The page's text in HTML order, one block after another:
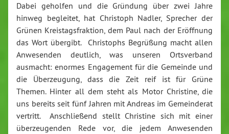
Dabei geholfen und die Gründung über zwei Jahre
hinweg begleitet, hat Christoph Nadler, Sprecher der
Grünen Kreistagsfraktion, dem Paul nach der Eröffnung
das Wort übergibt. Christophs Begrüßung macht allen
Anwesenden deutlich, was unseren Ortsverband
ausmacht: enormes Engagement für die Gemeinde und
die Überzeugung, dass die Zeit reif ist für Grüne
Themen. Hinter all dem steht als Motor Christine, die
uns bereits seit fünf Jahren mit Andreas im Gemeinderat
vertritt. Anschließend stellt Christine sich mit einer
überzeugenden Rede vor, die jedem Anwesenden